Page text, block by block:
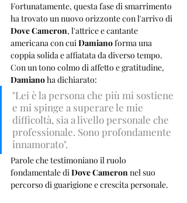
Fortunatamente, questa fase di smarrimento
ha trovato un nuovo orizzonte con l'arrivo di
Dove Cameron, l'attrice e cantante
americana con cui Damiano forma una
coppia solida e affiatata da diverso tempo.
Con un tono colmo di affetto e gratitudine,
Damiano ha dichiarato:
"Lei è la persona che più mi sostiene
e mi spinge a superare le mie
difficoltà, sia a livello personale che
professionale. Sono profondamente
innamorato".
Parole che testimoniano il ruolo
fondamentale di Dove Cameron nel suo
percorso di guarigione e crescita personale.